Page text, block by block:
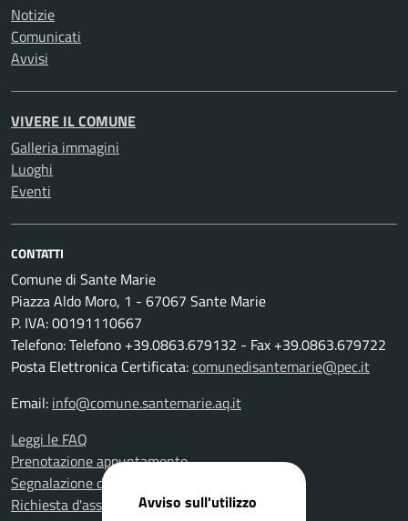
Notizie
Comunicati
Avvisi
VIVERE IL COMUNE
Galleria immagini
Luoghi
Eventi
CONTATTI
Comune di Sante Marie
Piazza Aldo Moro, 1 - 67067 Sante Marie
P. IVA: 00191110667
Telefono: Telefono +39.0863.679132 - Fax +39.0863.679722
Posta Elettronica Certificata:comunedisantemarie@pec.it
Email: info@comune.santemarie.aq.it
Leggi le FAQ
Prenotazione appuntamento
Segnalazione disservizio
Richiesta d'assistenzaAvviso sull'utilizzo